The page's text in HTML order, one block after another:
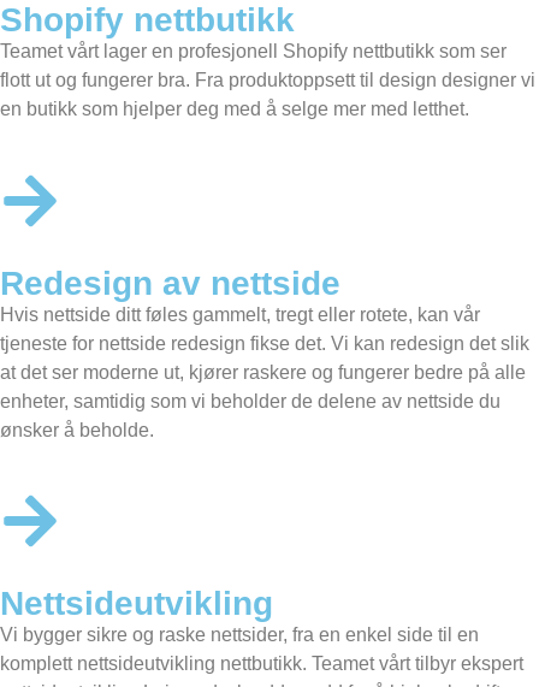
Shopify nettbutikk
Teamet vårt lager en profesjonell Shopify nettbutikk som ser
flott ut og fungerer bra. Fra produktoppsett til design designer vi
en butikk som hjelper deg med å selge mer med letthet.
Redesign av nettside
Hvis nettside ditt føles gammelt, tregt eller rotete, kan vår
tjeneste for nettside redesign fikse det. Vi kan redesign det slik
at det ser moderne ut, kjører raskere og fungerer bedre på alle
enheter, samtidig som vi beholder de delene av nettside du
ønsker å beholde.
Nettsideutvikling
Vi bygger sikre og raske nettsider, fra en enkel side til en
komplett nettsideutvikling nettbutikk. Teamet vårt tilbyr ekspert